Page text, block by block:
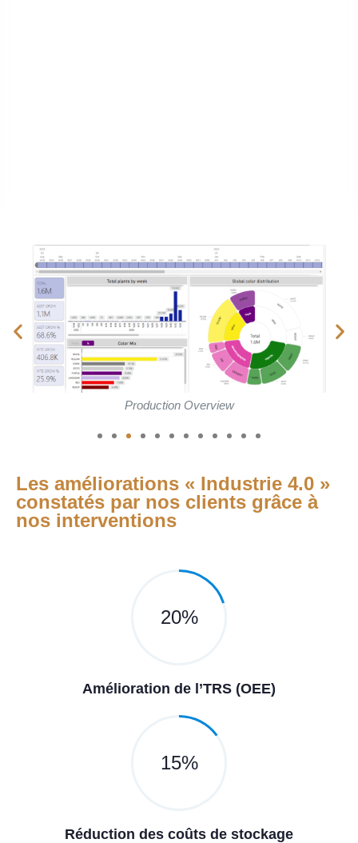
Detailed Customer Overview
Les améliorations « Industrie 4.0 »
constatés par nos clients grâce à
nos interventions
20%
Amélioration de l’TRS (OEE)
15%
Réduction des coûts de stockage